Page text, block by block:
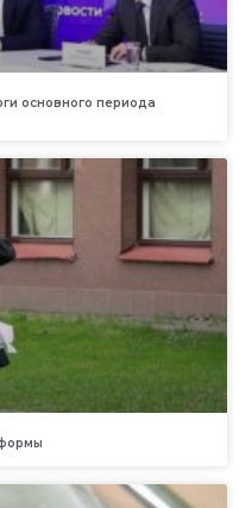
основного периода